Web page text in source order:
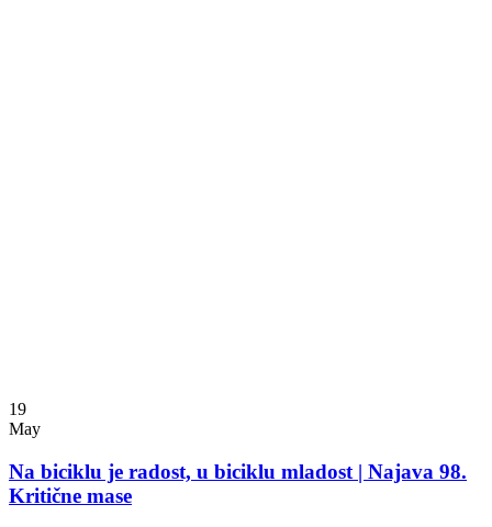
19
May
Na biciklu je radost, u biciklu mladost | Najava 98.
Kritične mase